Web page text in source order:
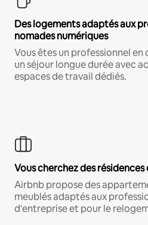
Des logements adaptés aux
nomades numériques
Vous êtes un professionnel
un séjour longue durée avec
espaces de travail dédiés.
Vous cherchez des
Airbnb propose des
meublés adaptés aux
d'entreprise et pour le